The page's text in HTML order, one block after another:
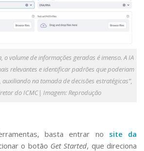
o volume de informações geradas é imenso. A IA
relevantes e identificar padrões que poderiam
na tomada de decisões estratégicas”,
do ICMC| Imagem: Reprodução
basta entrar no site da
o botão Get Started, que direciona